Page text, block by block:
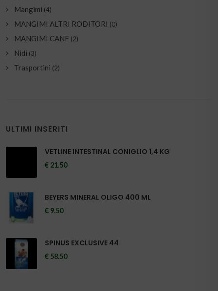
Mangimi (4)
MANGIMI ALTRI RODITORI (0)
MANGIMI CANE (2)
Nidi (3)
Trasportini (2)
ULTIMI INSERITI
VETLINE INTESTINAL CONIGLIO 1,4 KG
€ 21.50
BEYERS MINERAL OLIGO 400 ML
€ 9.50
SPINUS EXCLUSIVE 44
€ 58.50